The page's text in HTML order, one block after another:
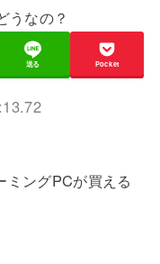
送る Pocket
ミングPCが買える